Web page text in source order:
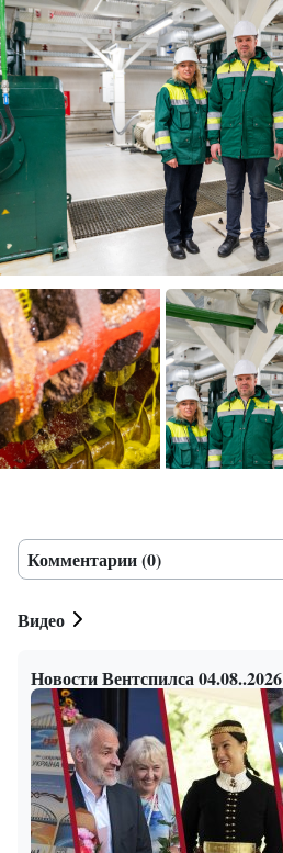
Комментарии (0)
Видео
Новости Вентспилса 04.08..2026